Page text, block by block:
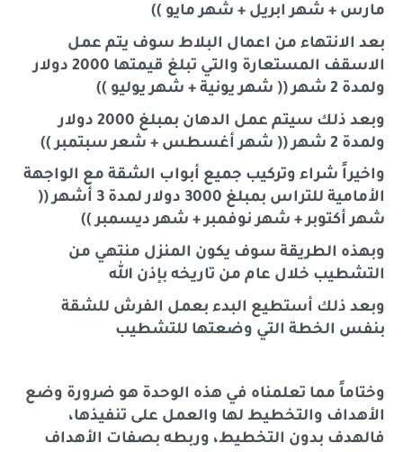
مارس + شهر ابريل + شهر مايو ))
بعد الانتهاء من اعمال البلاط سوف يتم عمل
الاسقف المستعارة والتي تبلغ قيمتها 2000 دولار
ولمدة 2 شهر (( شهر يونية + شهر يوليو ))
وبعد ذلك سيتم عمل الدهان بمبلغ 2000 دولار
ولمدة 2 شهر (( شهر أغسطس + شعر سبتمبر ))
واخيراً شراء وتركيب جميع أبواب الشقة مع الواجهة
الأمامية للتراس بمبلغ 3000 دولار لمدة 3 أشهر ((
شهر أكتوبر + شهر نوفمبر + شهر ديسمبر ))
وبهذه الطريقة سوف يكون المنزل منتهي من
التشطيب خلال عام من تاريخه بإذن الله
وبعد ذلك أستطيع البدء بعمل الفرش للشقة
بنفس الخطة التي وضعتها للتشطيب
وختاماً مما تعلمناه في هذه الوحدة هو ضرورة وضع
الأهداف والتخطيط لها والعمل على تنفيذها،
فالهدف بدون التخطيط، وربطه بصفات الأهداف